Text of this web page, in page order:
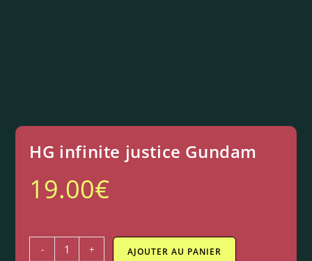
HG infinite justice Gundam
19.00€
- + AJOUTER AU PANIER